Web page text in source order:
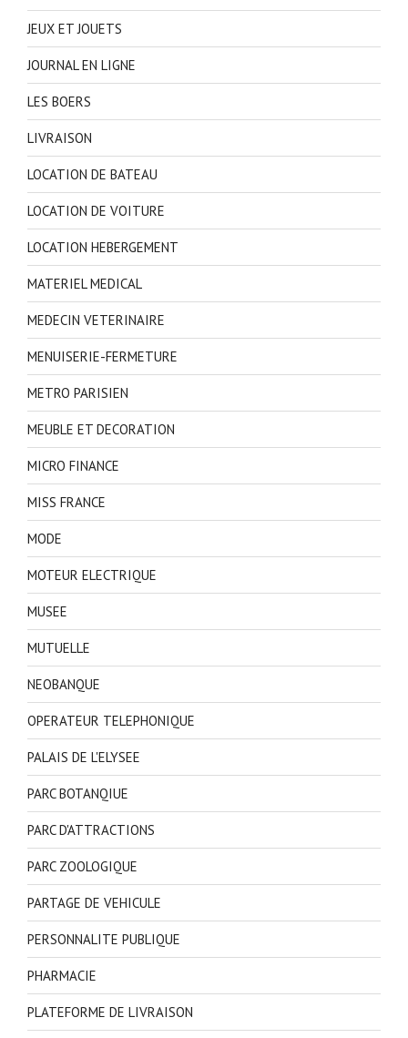
JEUX ET JOUETS
JOURNAL EN LIGNE
LES BOERS
LIVRAISON
LOCATION DE BATEAU
LOCATION DE VOITURE
LOCATION HEBERGEMENT
MATERIEL MEDICAL
MEDECIN VETERINAIRE
MENUISERIE-FERMETURE
METRO PARISIEN
MEUBLE ET DECORATION
MICRO FINANCE
MISS FRANCE
MODE
MOTEUR ELECTRIQUE
MUSEE
MUTUELLE
NEOBANQUE
OPERATEUR TELEPHONIQUE
PALAIS DE L'ELYSEE
PARC BOTANQIUE
PARC D'ATTRACTIONS
PARC ZOOLOGIQUE
PARTAGE DE VEHICULE
PERSONNALITE PUBLIQUE
PHARMACIE
PLATEFORME DE LIVRAISON